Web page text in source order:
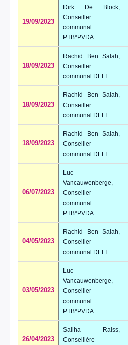
19/09/2023
Dirk De Block,
Conseiller
communal
PTB*PVDA
18/09/2023
Rachid Ben Salah,
Conseiller
communal DEFI
18/09/2023
Rachid Ben Salah,
Conseiller
communal DEFI
18/09/2023
Rachid Ben Salah,
Conseiller
communal DEFI
06/07/2023
Luc
Vancauwenberge,
Conseiller
communal
PTB*PVDA
04/05/2023
Rachid Ben Salah,
Conseiller
communal DEFI
03/05/2023
Luc
Vancauwenberge,
Conseiller
communal
PTB*PVDA
26/04/2023
Saliha Raiss,
Conseillère